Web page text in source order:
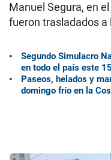
Manuel Segura, en
fueron trasladados a
Segundo Simulacro
en todo el país este
Paseos, helados y
domingo frío en la